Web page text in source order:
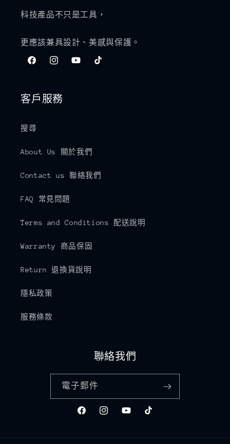
科技產品不只是工具，
更應該兼具設計、美感與保護。
FacebookInstagramYouTubeTikTok
客戶服務
搜尋
About Us 關於我們
Contact us 聯絡我們
FAQ 常見問題
Terms and Conditions 配送說明
Warranty 商品保固
Return 退換貨說明
隱私政策
服務條款
聯絡我們
電子郵件
FacebookInstagramYouTubeTikTok